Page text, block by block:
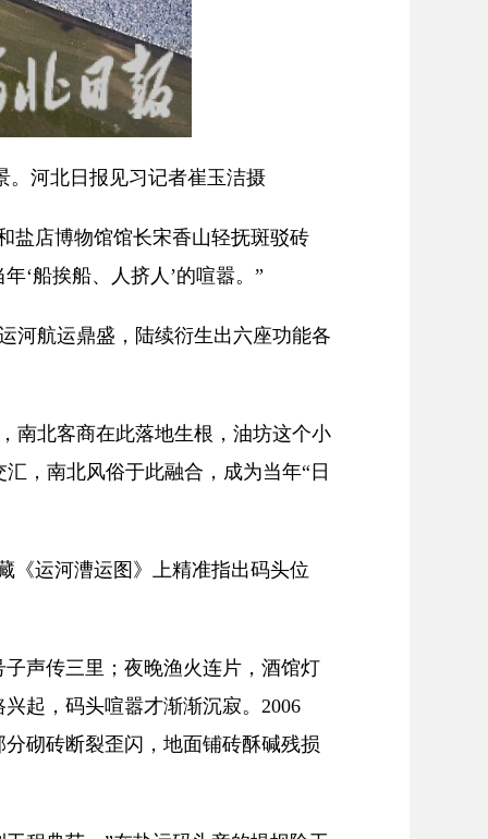
。河北日报见习记者崔玉洁摄
店博物馆馆长宋香山轻抚斑驳砖
‘船挨船、人挤人’的喧嚣。”
航运鼎盛，陆续衍生出六座功能各
北客商在此落地生根，油坊这个小
，南北风俗于此融合，成为当年“日
运河漕运图》上精准指出码头位
声传三里；夜晚渔火连片，酒馆灯
起，码头喧嚣才渐渐沉寂。2006
砌砖断裂歪闪，地面铺砖酥碱残损